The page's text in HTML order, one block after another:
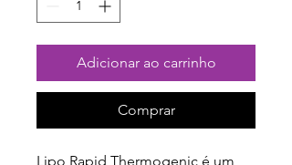
Adicionar ao carrinho
Comprar
Lipo Rapid Thermogenic é um